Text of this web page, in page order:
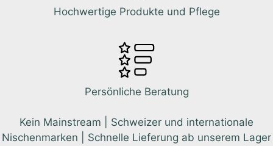
Hochwertige Produkte und Pflege
Persönliche Beratung
Kein Mainstream | Schweizer und internationale
Nischenmarken | Schnelle Lieferung ab unserem Lager